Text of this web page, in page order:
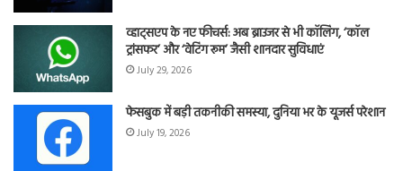
व्हाट्सएप के नए फीचर्स: अब ब्राउजर से भी कॉलिंग, ‘कॉल
ट्रांसफर’ और ‘वेटिंग रूम’ जैसी शानदार सुविधाएं
July 29, 2026
फेसबुक में बड़ी तकनीकी समस्या, दुनिया भर के यूजर्स परेशान
July 19, 2026